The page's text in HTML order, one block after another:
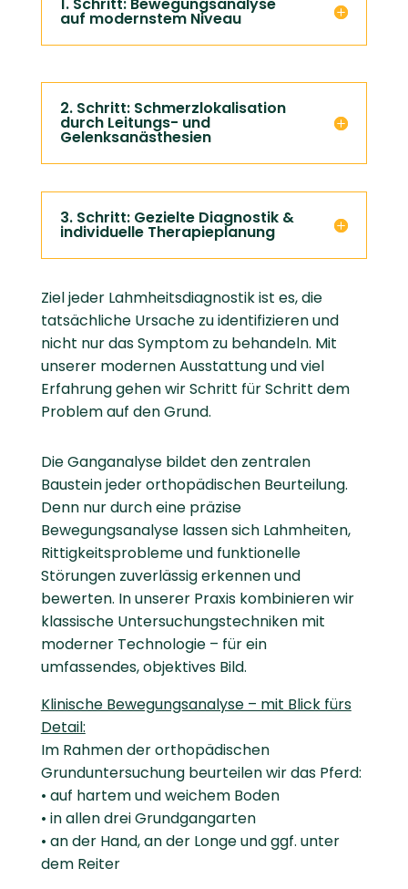
auf modernstem Niveau
2. Schritt: Schmerzlokalisation
durch Leitungs- und
Gelenksanästhesien
3. Schritt: Gezielte Diagnostik &
individuelle Therapieplanung
Ziel jeder Lahmheitsdiagnostik ist es, die
tatsächliche Ursache zu identifizieren und
nicht nur das Symptom zu behandeln. Mit
unserer modernen Ausstattung und viel
Erfahrung gehen wir Schritt für Schritt dem
Problem auf den Grund.
Die Ganganalyse bildet den zentralen
Baustein jeder orthopädischen Beurteilung.
Denn nur durch eine präzise
Bewegungsanalyse lassen sich Lahmheiten,
Rittigkeitsprobleme und funktionelle
Störungen zuverlässig erkennen und
bewerten. In unserer Praxis kombinieren wir
klassische Untersuchungstechniken mit
moderner Technologie – für ein
umfassendes, objektives Bild.
Klinische Bewegungsanalyse – mit Blick fürs
Detail:
Im Rahmen der orthopädischen
Grunduntersuchung beurteilen wir das Pferd:
• auf hartem und weichem Boden
• in allen drei Grundgangarten
• an der Hand, an der Longe und ggf. unter
dem Reiter